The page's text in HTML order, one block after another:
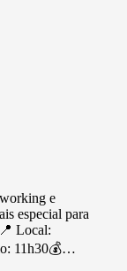
e
especial para
Local:
11h30💰…